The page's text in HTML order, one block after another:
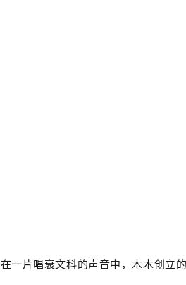
在一片唱衰文科的声音中，木木创立